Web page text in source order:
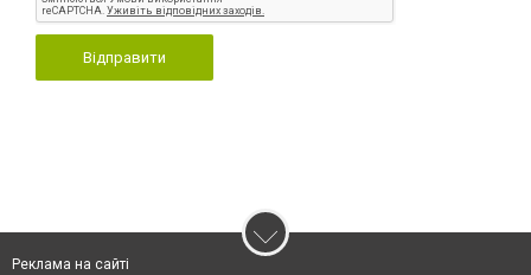
Відправити
Реклама на сайті